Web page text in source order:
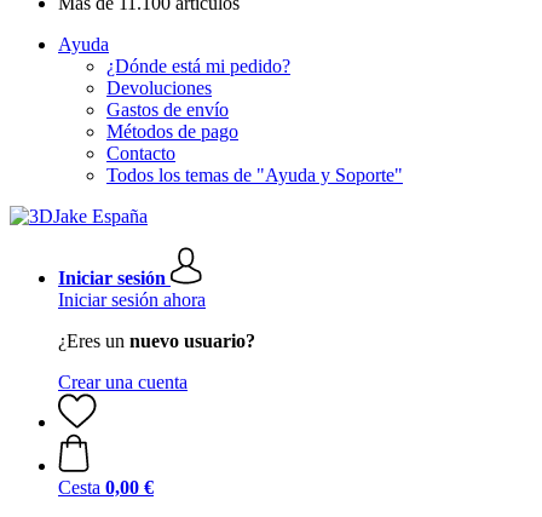
Ayuda
¿Dónde está mi pedido?
Devoluciones
Gastos de envío
Métodos de pago
Contacto
Todos los temas de "Ayuda y Soporte"
Iniciar sesión
Iniciar sesión ahora
¿Eres un nuevo usuario?
Crear una cuenta
Cesta 0,00 €